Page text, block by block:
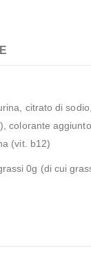
citrato di
colorante
(vit. b12)
0g (di cui